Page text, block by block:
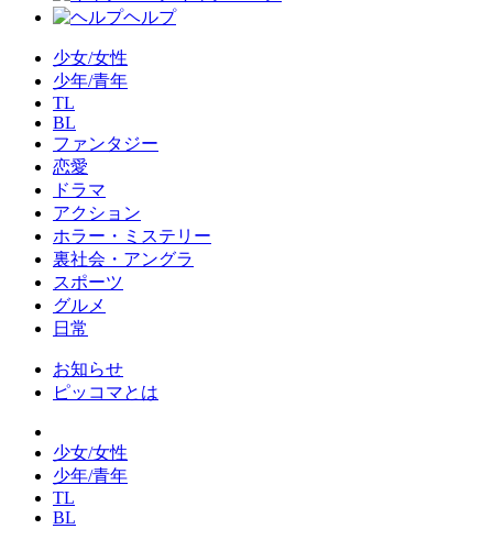
ヘルプ
少女/女性
少年/青年
TL
BL
ファンタジー
恋愛
ドラマ
アクション
ホラー・ミステリー
裏社会・アングラ
スポーツ
グルメ
日常
お知らせ
ピッコマとは
少女/女性
少年/青年
TL
BL